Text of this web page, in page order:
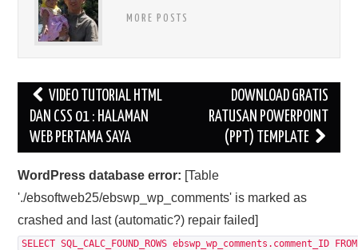
MORE POSTS
Post
navigation
VIDEO TUTORIAL HTML
DAN CSS 01 : HALAMAN
WEB PERTAMA SAYA
DOWNLOAD GRATIS
RATUSAN POWERPOINT
(PPT) TEMPLATE
WordPress database error: [Table
'./ebsoftweb25/ebswp_wp_comments' is marked as
crashed and last (automatic?) repair failed]
SELECT SQL_CALC_FOUND_ROWS